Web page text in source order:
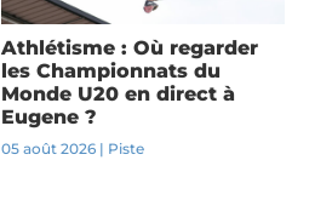
Athlétisme : Où regarder
les Championnats du
Monde U20 en direct à
Eugene ?
05 août 2026 | Piste